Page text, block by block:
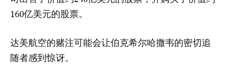
160亿美元的股票。
达美航空的赌注可能会让伯克希尔哈撒韦的密切追
随者感到惊讶。